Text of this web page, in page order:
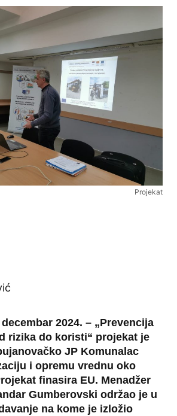
Projekat
2024. – „Prevencija
rizika do koristi“ projekat je
JP Komunalac
i opremu vrednu oko
finasira EU. Menadžer
Gumberovski održao je u
na kome je izložio